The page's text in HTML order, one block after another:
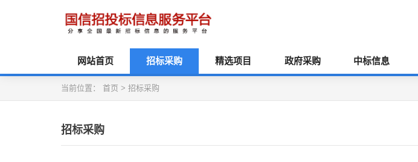
网站首页 招标采购 精选项目 政府采购 中标信息
当前位置： 首页 > 招标采购
招标采购